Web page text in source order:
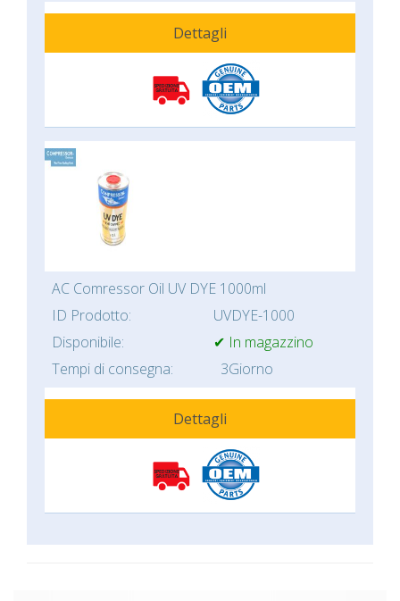
Dettagli
AC Comressor Oil UV DYE 1000ml
ID Prodotto:
UVDYE-1000
Disponibile:
✔ In magazzino
Tempi di consegna:
3Giorno
Dettagli